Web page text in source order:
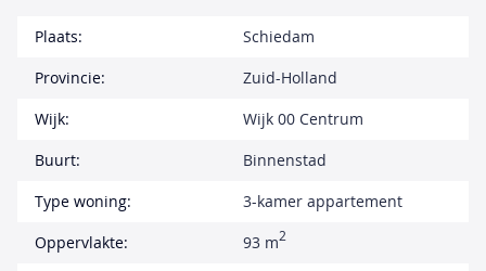
Plaats:
Schiedam
Provincie:
Zuid-Holland
Wijk:
Wijk 00 Centrum
Buurt:
Binnenstad
Type woning:
3-kamer appartement
Oppervlakte:
93 m2